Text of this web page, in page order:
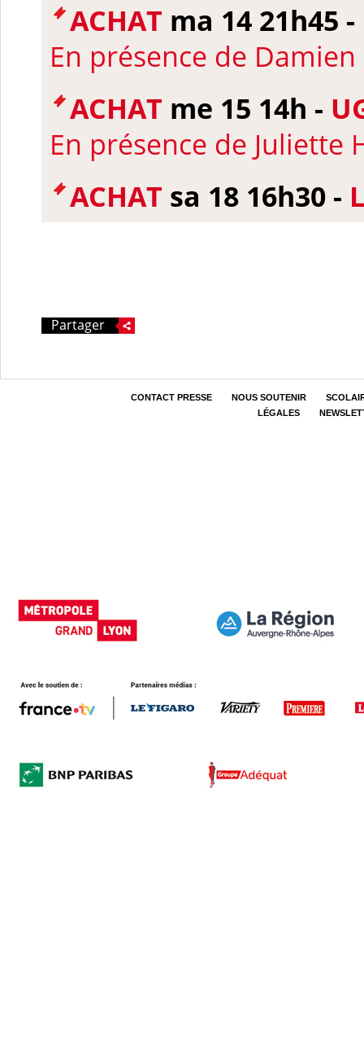
ACHAT ma 14 21h45 -
En présence de
ACHAT me 15 14h -
En présence de Juliette
ACHAT sa 18 16h30 -
Partager
CONTACT PRESSE NOUS SOUTENIR
LÉGALES